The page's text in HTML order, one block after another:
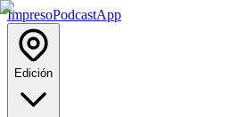
ImpresoPodcastApp
Edición